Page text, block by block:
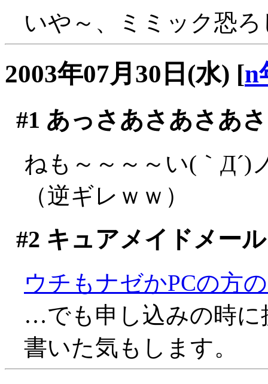
いや～、ミミック恐ろ
2003年07月30日(水) [n
#1 あっさあさあさあ
ねも～～～～い(｀Д´)
（逆ギレｗｗ）
#2 キュアメイドメール
ウチもナゼかPCの方
…でも申し込みの時に
書いた気もします。